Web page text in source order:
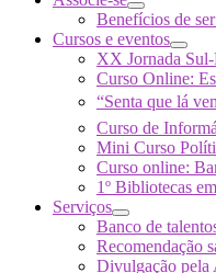
Benefícios de
Cursos e eventos
XX Jornada
Curso Online:
“Senta que lá
Curso de
Mini Curso
Curso online:
1º Bibliotecas
Serviços
Banco de
Recomendação
Divulgação pela